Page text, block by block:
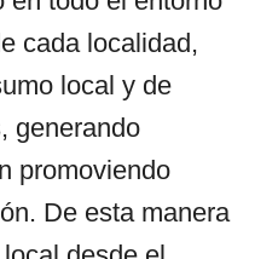
cada localidad,
local y de
generando
promoviendo
De esta manera